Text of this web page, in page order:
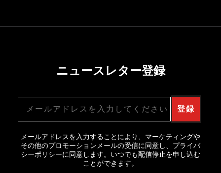
ニュースレター登録
登録
メールアドレスを入力することにより、マーケティングや
その他のプロモーションメールの受信に同意し、プライバ
シーポリシーに同意します。いつでも配信停止を申し込む
ことができます。